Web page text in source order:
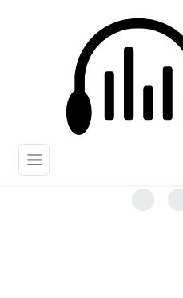
丁丁鼎
正在为您搜索声音资源